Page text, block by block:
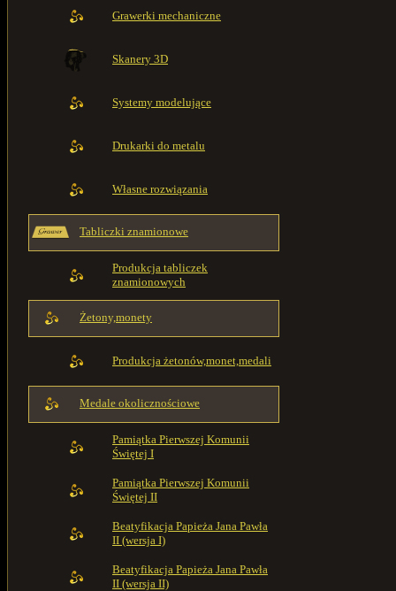
Grawerki mechaniczne
Skanery 3D
Systemy modelujące
Drukarki do metalu
Własne rozwiązania
Tabliczki znamionowe
Produkcja tabliczek
znamionowych
Żetony,monety
Produkcja żetonów,monet,medali
Medale okolicznościowe
Pamiątka Pierwszej Komunii
Świętej I
Pamiątka Pierwszej Komunii
Świętej II
Beatyfikacja Papieża Jana Pawła
II (wersja I)
Beatyfikacja Papieża Jana Pawła
II (wersja II)